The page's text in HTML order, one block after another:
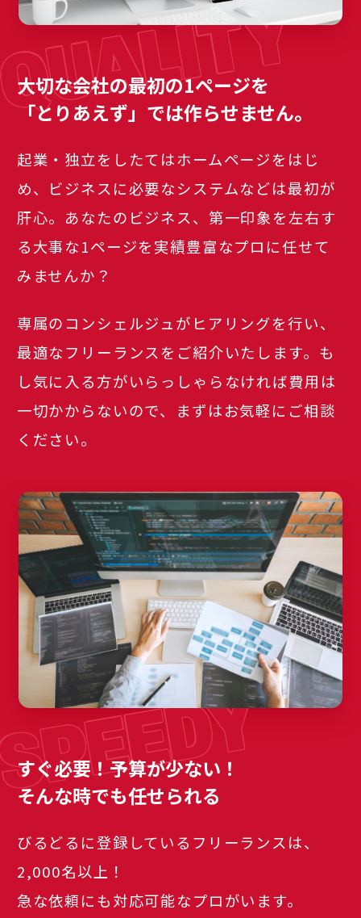
大切な会社の最初の1ページを
「とりあえず」では作らせません。
起業・独立をしたてはホームページをはじ
め、ビジネスに必要なシステムなどは最初が
肝心。あなたのビジネス、第一印象を左右す
る大事な1ページを実績豊富なプロに任せて
みませんか？
専属のコンシェルジュがヒアリングを行い、
最適なフリーランスをご紹介いたします。も
し気に入る方がいらっしゃらなければ費用は
一切かからないので、まずはお気軽にご相談
ください。
すぐ必要！予算が少ない！
そんな時でも任せられる
びるどるに登録しているフリーランスは、
2,000名以上！
急な依頼にも対応可能なプロがいます。